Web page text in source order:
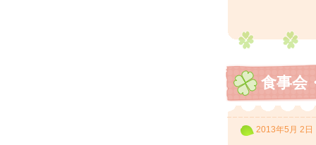
食事会
2013年5月 2日